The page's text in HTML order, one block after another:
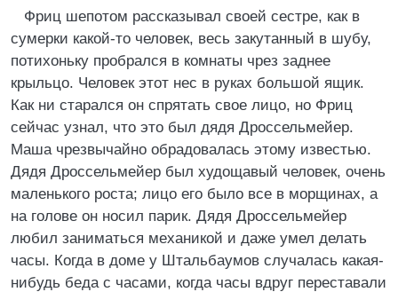
Фриц шепотом рассказывал своей сестре, как в
сумерки какой-то человек, весь закутанный в шубу,
потихоньку пробрался в комнаты чрез заднее
крыльцо. Человек этот нес в руках большой ящик.
Как ни старался он спрятать свое лицо, но Фриц
сейчас узнал, что это был дядя Дроссельмейер.
Маша чрезвычайно обрадовалась этому известью.
Дядя Дроссельмейер был худощавый человек, очень
маленького роста; лицо его было все в морщинах, а
на голове он носил парик. Дядя Дроссельмейер
любил заниматься механикой и даже умел делать
часы. Когда в доме у Штальбаумов случалась какая-
нибудь беда с часами, когда часы вдруг переставали